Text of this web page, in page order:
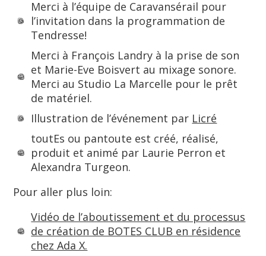
Merci à l’équipe de Caravansérail pour
l’invitation dans la programmation de
Tendresse!
Merci à François Landry à la prise de son
et Marie-Eve Boisvert au mixage sonore.
Merci au Studio La Marcelle pour le prêt
de matériel.
Illustration de l’événement par Licré
toutEs ou pantoute est créé, réalisé,
produit et animé par Laurie Perron et
Alexandra Turgeon.
Pour aller plus loin:
Vidéo de l’aboutissement et du processus
de création de BOTES CLUB en résidence
chez Ada X.